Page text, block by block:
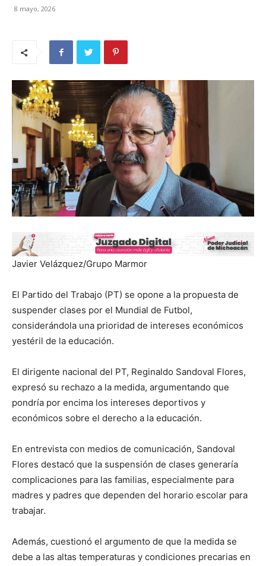
8 mayo, 2026
Javier Velázquez/Grupo Marmor
El Partido del Trabajo (PT) se opone a la propuesta de
suspender clases por el Mundial de Futbol,
considerándola una prioridad de intereses económicos
yestéril de la educación.
El dirigente nacional del PT, Reginaldo Sandoval Flores,
expresó su rechazo a la medida, argumentando que
pondría por encima los intereses deportivos y
económicos sobre el derecho a la educación.
En entrevista con medios de comunicación, Sandoval
Flores destacó que la suspensión de clases generaría
complicaciones para las familias, especialmente para
madres y padres que dependen del horario escolar para
trabajar.
Además, cuestionó el argumento de que la medida se
debe a las altas temperaturas y condiciones precarias en